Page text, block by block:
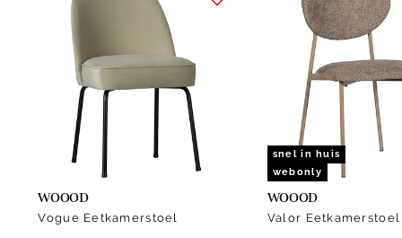
WOOOD
Vogue Eetkamerstoel
snel in huis
webonly
WOOOD
Valor Eetkamerstoel